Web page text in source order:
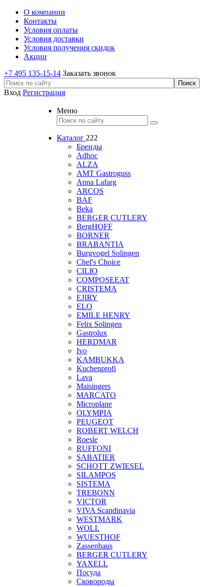
О компании
Контакты
Условия оплаты
Условия доставки
Условия получения скидок
Акции
+7 495 135-15-14 Заказать звонок
Вход Регистрация
Меню
Каталог 222
Бренды
Adhoc
ALZA
AMT Gastroguss
Anna Lafarg
ARCOS
BAF
Beka
BERGER CUTLERY
BergHOFF
BORNER
BRABANTIA
Burgvogel Solingen
Chef's Choice
CILIO
COMPOSEEAT
CRISTEMA
EJIRY
ELO
EMILE HENRY
Felix Solingen
Gastrolux
HERDMAR
Ivo
KAMBUKKA
Kuchenprofi
Lava
Maisingers
MARCATO
Microplane
OLYMPIA
PEUGEOT
ROBERT WELCH
Roesle
RUFFONI
SABATIER
SCHOTT ZWIESEL
SILAMPOS
SISTEMA
TREBONN
VICTOR
VIVA Scandinavia
WESTMARK
WOLL
WUESTHOF
Zassenhaus
BERGER CUTLERY
YAXELL
Посуда
Сковороды